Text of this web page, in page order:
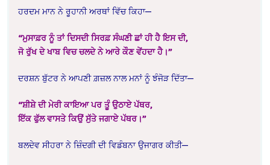
ਹਰਦਮ ਮਾਨ ਨੇ ਰੂਹਾਨੀ ਅਰਥਾਂ ਵਿੱਚ ਕਿਹਾ—
“ਮੁਸਾਫ਼ਰ ਨੂੰ ਤਾਂ ਦਿਸਦੀ ਸਿਰਫ਼ ਸੰਘਣੀ ਛਾਂ ਹੀ ਹੈ ਇਸ ਦੀ,
ਜੋ ਰੁੱਖ ਦੇ ਖਾਬ ਵਿਚ ਚਲਦੇ ਨੇ ਆਰੇ ਕੌਣ ਵੇਂਹਦਾ ਹੈ।”
ਦਰਸ਼ਨ ਬੁੱਟਰ ਨੇ ਆਪਣੀ ਗ਼ਜ਼ਲ ਨਾਲ ਮਨਾਂ ਨੂੰ ਝੰਜੋੜ ਦਿੱਤਾ—
“ਸ਼ੀਸ਼ੇ ਦੀ ਮੇਰੀ ਕਾਇਆ ਪਰ ਤੂੰ ਉਠਾਏ ਪੱਥਰ,
ਇੱਕ ਫੁੱਲ ਵਾਸਤੇ ਕਿਉਂ ਸੁੱਤੇ ਜਗਾਏ ਪੱਥਰ।”
ਬਲਦੇਵ ਸੀਹਰਾ ਨੇ ਜ਼ਿੰਦਗੀ ਦੀ ਵਿਡੰਬਨਾ ਉਜਾਗਰ ਕੀਤੀ—